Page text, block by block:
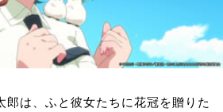
郎は、ふと彼女たちに花冠を贈りた